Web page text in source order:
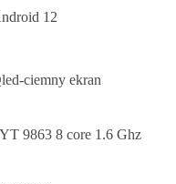
12
ciemny ekran
9863 8 core 1.6 Ghz